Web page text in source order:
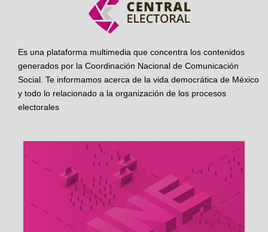
Es una plataforma multimedia que concentra los contenidos
generados por la Coordinación Nacional de Comunicación
Social. Te informamos acerca de la vida democrática de México
y todo lo relacionado a la organización de los procesos
electorales